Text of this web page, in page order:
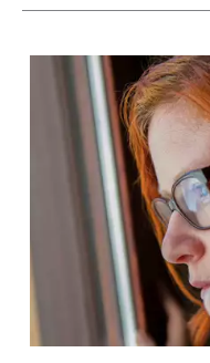
Aktuella artiklar